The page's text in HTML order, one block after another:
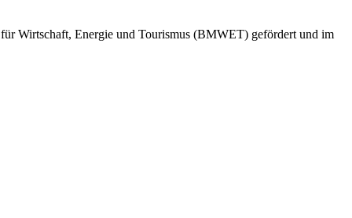
Wirtschaft, Energie und Tourismus (BMWET) gefördert und im